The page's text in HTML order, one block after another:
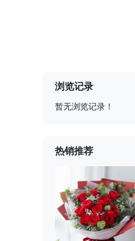
浏览记录
暂无浏览记录！
热销推荐